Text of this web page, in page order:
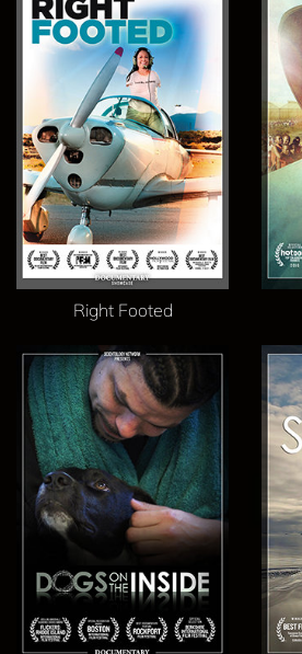
Right Footed